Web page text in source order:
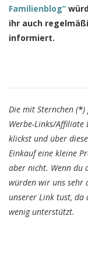
Familienblog“
ihr auch
informiert.
Die mit Sternchen (*)
Werbe-Links/Affiliate
klickst und über
Einkauf eine kleine
aber nicht. Wenn du
würden wir uns sehr
unserer Link tust, da
wenig unterstützt.